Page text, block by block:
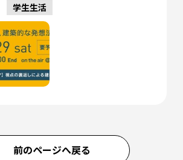
学生生活
前のページへ戻る